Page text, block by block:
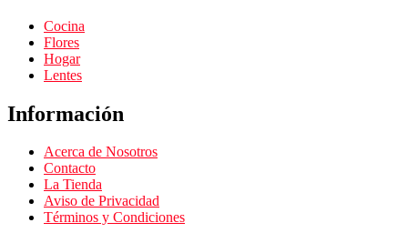
Cocina
Flores
Hogar
Lentes
Información
Acerca de Nosotros
Contacto
La Tienda
Aviso de Privacidad
Términos y Condiciones